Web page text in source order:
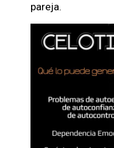
pareja.